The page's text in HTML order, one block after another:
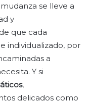
se lleve a
y
que cada
individualizado, por
a
Y si
,
delicados como